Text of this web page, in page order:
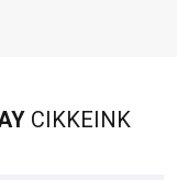
CIKKEINK